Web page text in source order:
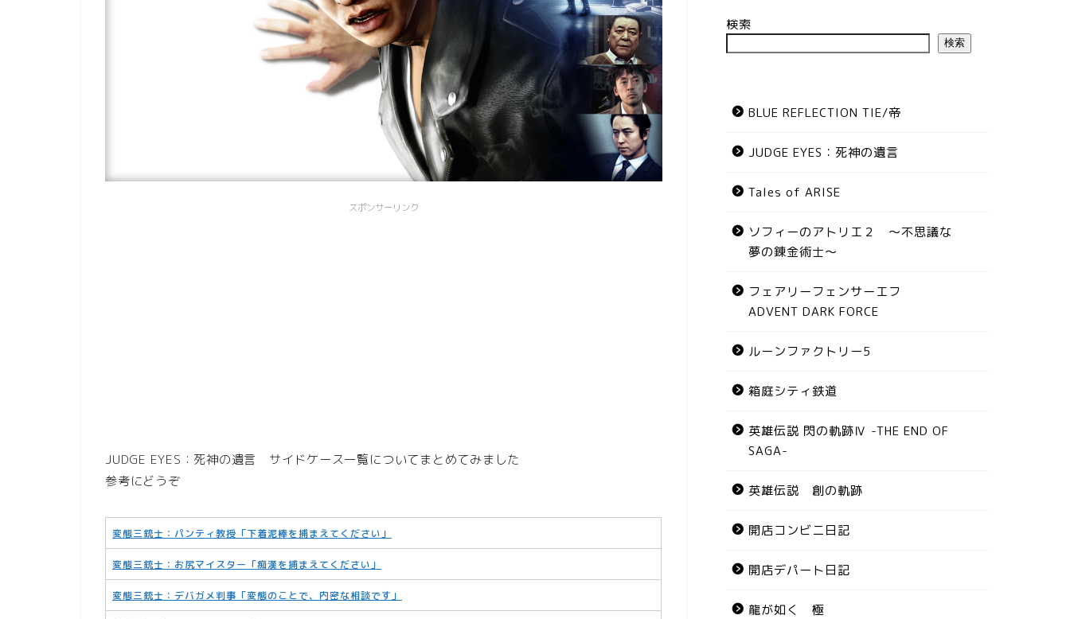
スポンサーリンク
JUDGE EYES：死神の遺言 サイドケース一覧についてまとめてみました
参考にどうぞ
変態三銃士：パンティ教授「下着泥棒を捕まえてください」
変態三銃士：お尻マイスター「痴漢を捕まえてください」
変態三銃士：デバガメ判事「変態のことで、内密な相談です」
検索
検索
BLUE REFLECTION TIE/帝
JUDGE EYES：死神の遺言
Tales of ARISE
ソフィーのアトリエ２ ～不思議な
夢の錬金術士～
フェアリーフェンサーエフ
ADVENT DARK FORCE
ルーンファクトリー5
箱庭シティ鉄道
英雄伝説 閃の軌跡Ⅳ -THE END OF
SAGA-
英雄伝説 創の軌跡
開店コンビニ日記
開店デパート日記
龍が如く 極